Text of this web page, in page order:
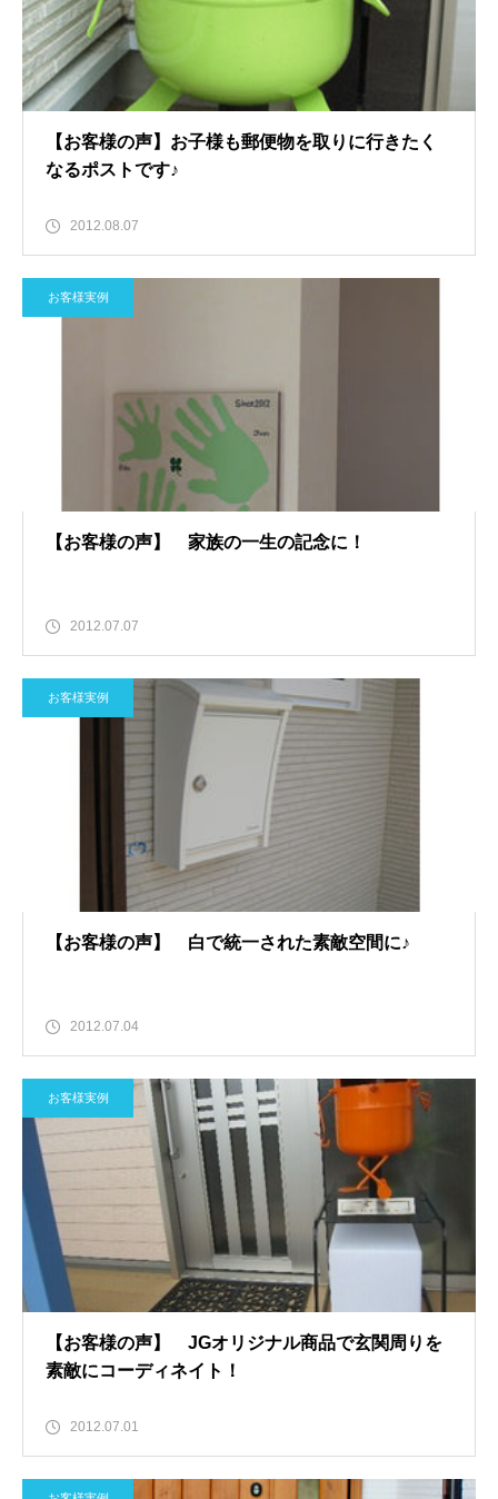
【お客様の声】お子様も郵便物を取りに行きたく
なるポストです♪
2012.08.07
お客様実例
【お客様の声】 家族の一生の記念に！
2012.07.07
お客様実例
【お客様の声】 白で統一された素敵空間に♪
2012.07.04
お客様実例
【お客様の声】 JGオリジナル商品で玄関周りを
素敵にコーディネイト！
2012.07.01